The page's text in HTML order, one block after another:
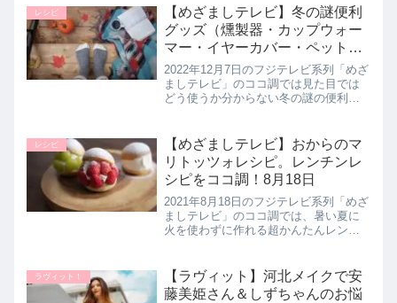
ら夏の快適まくら人気ランキングTOP5
第５位 アングル 低反...
レシピ
【めざましテレビ】冬の謎便利
グッズ（燻製器・カップウォー
マー・イヤーカバー・ペットボ
トル加湿器など）ココ調｜12月
7日
2022年12月7日のフジテレビ系列「めざ
ましテレビ」のココ調では見た目では
どう使うか分からない冬の謎の便利グ
いけれど、用途が分かれば超便利！冬
に大活躍してくれる画期的な...
レシピ
【めざましテレビ】おからのマ
リトッツォレシピ。レンチンレ
シピをココ調！8月18日
2021年8月18日のフジテレビ系列「めざ
ましテレビ」のココ調では、暑い夏に
火を使わずに作れる超かんたんレンチ
く紹介します。>>めざましテレビ記事
一覧はこちら▼同日に紹介さ...
ラヴィット！
【ラヴィット】河北メイクで安
藤美姫さん＆しずちゃんのお悩